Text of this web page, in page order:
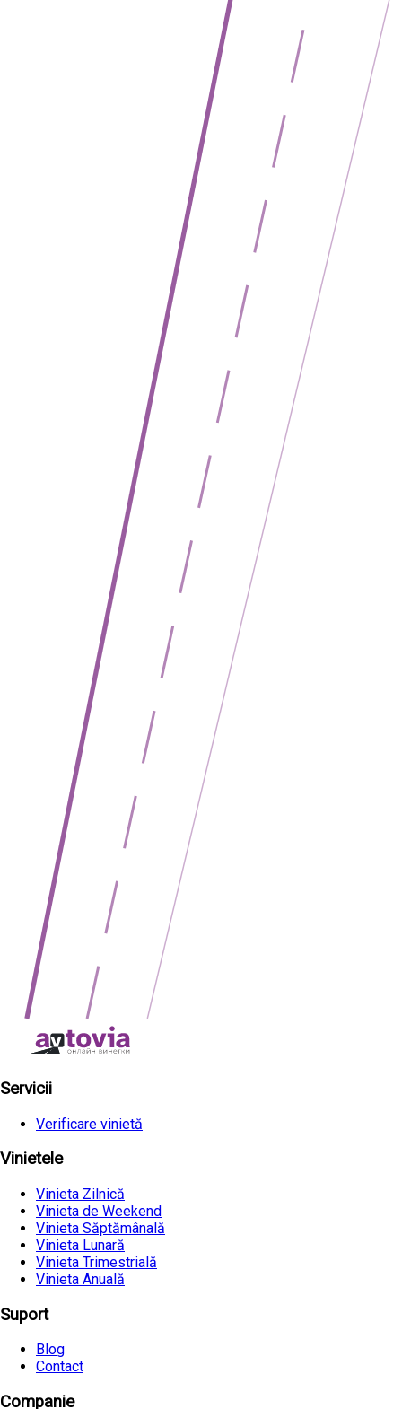
Servicii
Verificare vinietă
Vinietele
Vinieta Zilnică
Vinieta de Weekend
Vinieta Săptămânală
Vinieta Lunară
Vinieta Trimestrială
Vinieta Anuală
Suport
Blog
Contact
Companie